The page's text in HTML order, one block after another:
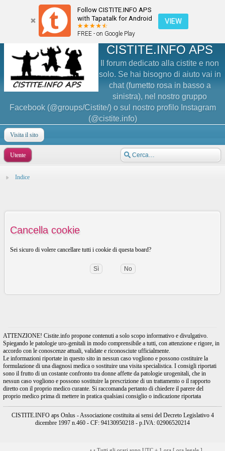
Follow CISTITE.INFO APS
with Tapatalk for Android
FREE - on Google Play
VIEW
CISTITE.INFO APS
Il forum dedicato alla cistite e non
solo. Se hai bisogno di aiuto vai in
chat (fumetto rosa in basso a
sinistra), nel nostro gruppo
Facebook (@groups/Cistite/) o sul nostro profilo Instagram
(@cistite.info)
Visita il sito
Utente
Indice
Cancella cookie
Sei sicuro di volere cancellare tutti i cookie di questa board?
ATTENZIONE! Cistite.info propone contenuti a solo scopo informativo e divulgativo.
Spiegando le patologie uro-genitali in modo comprensibile a tutti, con attenzione e rigore, in
accordo con le conoscenze attuali, validate e riconosciute ufficialmente.
Le informazioni riportate in questo sito in nessun caso vogliono e possono costituire la
formulazione di una diagnosi medica o sostituire una visita specialistica. I consigli riportati
sono il frutto di un costante confronto tra donne affette da patologie urogenitali, che in
nessun caso vogliono e possono sostituire la prescrizione di un trattamento o il rapporto
diretto con il proprio medico curante. Si raccomanda pertanto di chiedere il parere del
proprio medico prima di mettere in pratica qualsiasi consiglio o indicazione riportata
CISTITE.INFO aps Onlus - Associazione costituita ai sensi del Decreto Legislativo 4
dicembre 1997 n.460 - CF: 94130950218 - p.IVA: 02906520214